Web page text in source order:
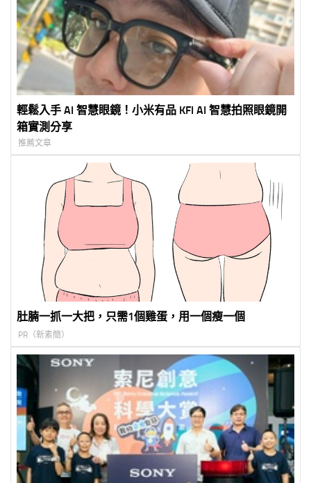
輕鬆入手 AI 智慧眼鏡！小米有品 KFI AI 智慧拍照眼鏡開
箱實測分享
推薦文章
肚腩一抓一大把，只需1個雞蛋，用一個瘦一個
PR（新素簡）